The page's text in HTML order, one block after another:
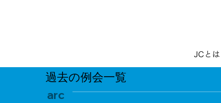
JCとは
過去の例会一覧
arc